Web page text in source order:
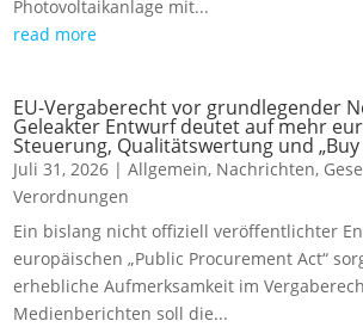
Photovoltaikanlage mit...
read more
EU-Vergaberecht vor grundlegender
Geleakter Entwurf deutet auf mehr
Steuerung, Qualitätswertung und
Juli 31, 2026 |Allgemein, Nachrichten,
Verordnungen
Ein bislang nicht offiziell veröffentlichter
europäischen „Public Procurement Act“
erhebliche Aufmerksamkeit im
Medienberichten soll die...